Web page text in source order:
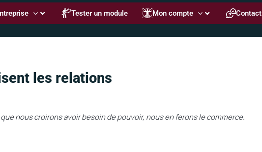
Tester un module Mon compte Contact
les relations
nous croirons avoir besoin de pouvoir, nous en ferons le commerce.